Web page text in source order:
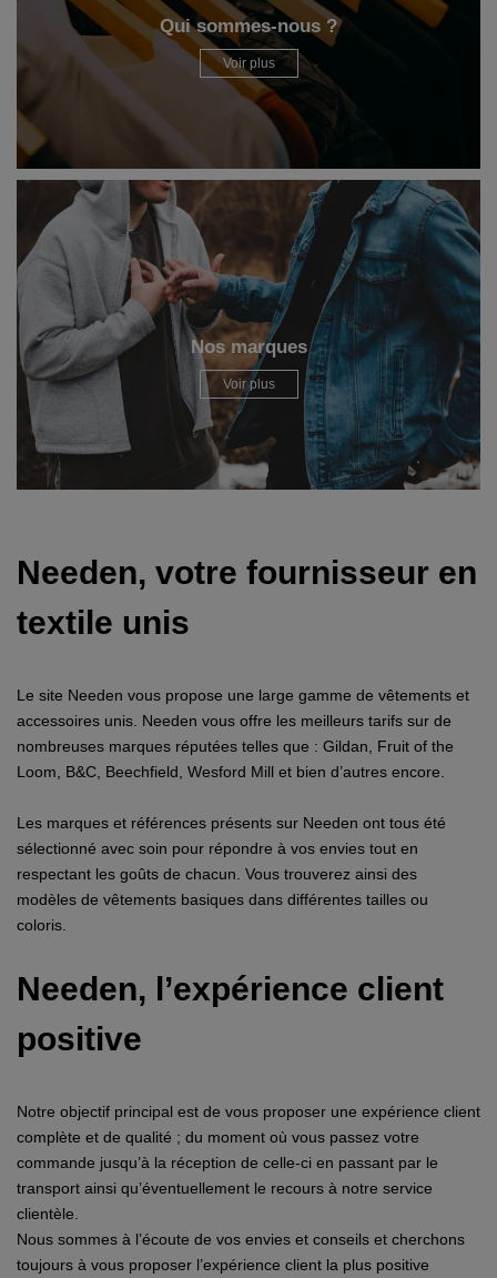
Qui sommes-nous ?
Voir plus
Nos marques
Voir plus
Needen, votre fournisseur en
textile unis
Le site Needen vous propose une large gamme de vêtements et
accessoires unis. Needen vous offre les meilleurs tarifs sur de
nombreuses marques réputées telles que : Gildan, Fruit of the
Loom, B&C, Beechfield, Wesford Mill et bien d’autres encore.
Les marques et références présents sur Needen ont tous été
sélectionné avec soin pour répondre à vos envies tout en
respectant les goûts de chacun. Vous trouverez ainsi des
modèles de vêtements basiques dans différentes tailles ou
coloris.
Needen, l’expérience client
positive
Notre objectif principal est de vous proposer une expérience client
complète et de qualité ; du moment où vous passez votre
commande jusqu’à la réception de celle-ci en passant par le
transport ainsi qu’éventuellement le recours à notre service
clientèle.
Nous sommes à l’écoute de vos envies et conseils et cherchons
toujours à vous proposer l’expérience client la plus positive